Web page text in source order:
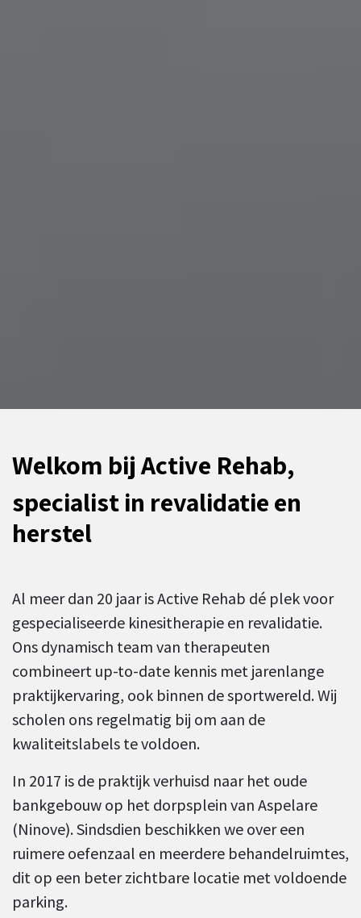
Welkom bij Active Rehab,
specialist in revalidatie en
herstel
Al meer dan 20 jaar is Active Rehab dé plek voor
gespecialiseerde kinesitherapie en revalidatie.
Ons dynamisch team van therapeuten
combineert up-to-date kennis met jarenlange
praktijkervaring, ook binnen de sportwereld. Wij
scholen ons regelmatig bij om aan de
kwaliteitslabels te voldoen.
In 2017 is de praktijk verhuisd naar het oude
bankgebouw op het dorpsplein van Aspelare
(Ninove). Sindsdien beschikken we over een
ruimere oefenzaal en meerdere behandelruimtes,
dit op een beter zichtbare locatie met voldoende
parking.